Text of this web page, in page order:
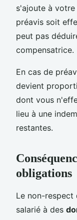
s'ajoute à
préavis soit
peut pas
compensatrice.
En cas de
devient
dont vous
lieu à une
restantes.
obligations
Le non-respect
salarié à des